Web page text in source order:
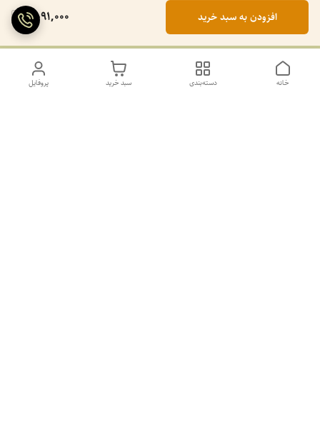
2,091,000 افزودن به سبد خرید
پروفایل سبد خرید دسته‌بندی خانه